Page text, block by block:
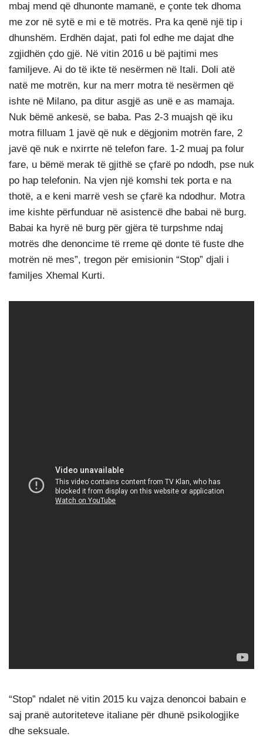
mbaj mend që dhunonte mamanë, e çonte tek dhoma
me zor në sytë e mi e të motrës. Pra ka qenë një tip i
dhunshëm. Erdhën dajat, pati fol edhe me dajat dhe
zgjidhën çdo gjë. Në vitin 2016 u bë pajtimi mes
familjeve. Ai do të ikte të nesërmen në Itali. Doli atë
natë me motrën, kur na merr motra të nesërmen që
ishte në Milano, pa ditur asgjë as unë e as mamaja.
Nuk bëmë ankesë, se baba. Pas 2-3 muajsh që iku
motra filluam 1 javë që nuk e dëgjonim motrën fare, 2
javë që nuk e nxirrte në telefon fare. 1-2 muaj pa folur
fare, u bëmë merak të gjithë se çfarë po ndodh, pse nuk
po hap telefonin. Na vjen një komshi tek porta e na
thotë, a e keni marrë vesh se çfarë ka ndodhur. Motra
ime kishte përfunduar në asistencë dhe babai në burg.
Babai ka hyrë në burg për gjëra të turpshme ndaj
motrës dhe denoncime të rreme që donte të fuste dhe
motrën në mes”, tregon për emisionin “Stop” djali i
familjes Xhemal Kurti.
“Stop” ndalet në vitin 2015 ku vajza denoncoi babain e
saj pranë autoriteteve italiane për dhunë psikologjike
dhe seksuale.